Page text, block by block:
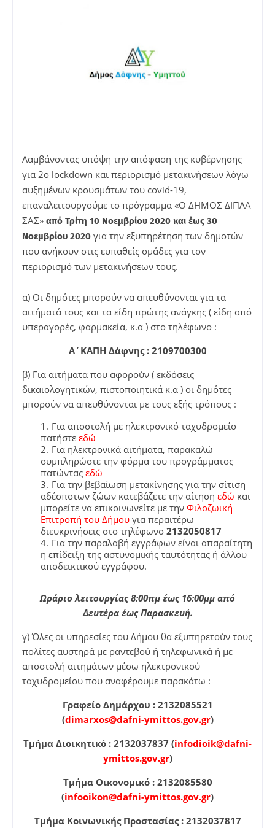
Λαμβάνοντας υπόψη την απόφαση της κυβέρνησης
για 2ο lockdown και περιορισμό μετακινήσεων λόγω
αυξημένων κρουσμάτων του covid-19,
επαναλειτουργούμε το πρόγραμμα «Ο ΔΗΜΟΣ ΔΙΠΛΑ
ΣΑΣ» από Τρίτη 10 Νοεμβρίου 2020 και έως 30
Νοεμβρίου 2020 για την εξυπηρέτηση των δημοτών
που ανήκουν στις ευπαθείς ομάδες για τον
περιορισμό των μετακινήσεων τους.
α) Οι δημότες μπορούν να απευθύνονται για τα
αιτήματά τους και τα είδη πρώτης ανάγκης ( είδη από
υπεραγορές, φαρμακεία, κ.α ) στο τηλέφωνο :
Α΄ΚΑΠΗ Δάφνης : 2109700300
β) Για αιτήματα που αφορούν ( εκδόσεις
δικαιολογητικών, πιστοποιητικά κ.α ) οι δημότες
μπορούν να απευθύνονται με τους εξής τρόπους :
Για αποστολή με ηλεκτρονικό ταχυδρομείο
πατήστε εδώ
Για ηλεκτρονικά αιτήματα, παρακαλώ
συμπληρώστε την φόρμα του προγράμματος
πατώντας εδώ
Για την βεβαίωση μετακίνησης για την σίτιση
αδέσποτων ζώων κατεβάζετε την αίτηση εδώ και
μπορείτε να επικοινωνείτε με την Φιλοζωική
Επιτροπή του Δήμου για περαιτέρω
διευκρινήσεις στο τηλέφωνο 2132050817
Για την παραλαβή εγγράφων είναι απαραίτητη
η επίδειξη της αστυνομικής ταυτότητας ή άλλου
αποδεικτικού εγγράφου.
Ωράριο λειτουργίας 8:00πμ έως 16:00μμ από
Δευτέρα έως Παρασκευή.
γ) Όλες οι υπηρεσίες του Δήμου θα εξυπηρετούν τους
πολίτες αυστηρά με ραντεβού ή τηλεφωνικά ή με
αποστολή αιτημάτων μέσω ηλεκτρονικού
ταχυδρομείου που αναφέρουμε παρακάτω :
Γραφείο Δημάρχου : 2132085521
(dimarxos@dafni-ymittos.gov.gr)
Τμήμα Διοικητικό : 2132037837 (infodioik@dafni-
ymittos.gov.gr)
Τμήμα Οικονομικό : 2132085580
(infooikon@dafni-ymittos.gov.gr)
Τμήμα Κοινωνικής Προστασίας : 2132037817